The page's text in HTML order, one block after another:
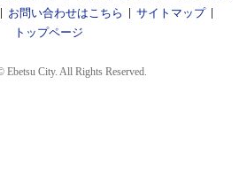
お問い合わせはこちら
サイトマップ
トップページ
Ebetsu City. All Rights Reserved.